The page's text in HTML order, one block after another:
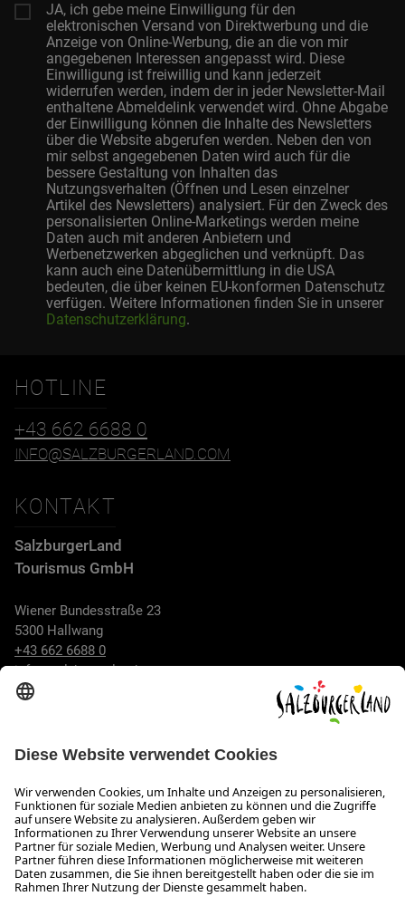
JA, ich gebe meine Einwilligung für den
elektronischen Versand von Direktwerbung und die
Anzeige von Online-Werbung, die an die von mir
angegebenen Interessen angepasst wird. Diese
Einwilligung ist freiwillig und kann jederzeit
widerrufen werden, indem der in jeder Newsletter-Mail
enthaltene Abmeldelink verwendet wird. Ohne Abgabe
der Einwilligung können die Inhalte des Newsletters
über die Website abgerufen werden. Neben den von
mir selbst angegebenen Daten wird auch für die
bessere Gestaltung von Inhalten das
Nutzungsverhalten (Öffnen und Lesen einzelner
Artikel des Newsletters) analysiert. Für den Zweck des
personalisierten Online-Marketings werden meine
Daten auch mit anderen Anbietern und
Werbenetzwerken abgeglichen und verknüpft. Das
kann auch eine Datenübermittlung in die USA
bedeuten, die über keinen EU-konformen Datenschutz
verfügen. Weitere Informationen finden Sie in unserer
Datenschutzerklärung.
HOTLINE
+43 662 6688 0
INFO@SALZBURGERLAND.COM
KONTAKT
SalzburgerLand
Tourismus GmbH
Wiener Bundesstraße 23
5300 Hallwang
+43 662 6688 0
info@salzburgerland.com
Wir freuen uns auf Ihre Anfrage!
Gerne stehen wir Ihnen von Montag bis Donnerstag von 08:00
bis 17:30 Uhr und am Freitag von 08:00 bis 17:00 Uhr zur
Verfügung.